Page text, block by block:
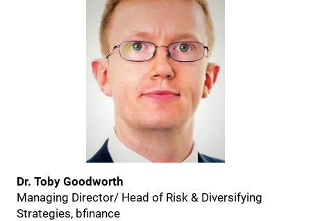
Dr. Toby Goodworth
Managing Director/ Head of Risk & Diversifying
Strategies, bfinance